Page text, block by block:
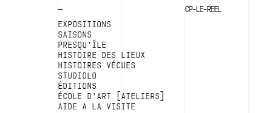
EXPOSITIONS
SAISONS
PRESQU’ÎLE
HISTOIRE DES LIEUX
HISTOIRES VÉCUES
STUDIOLO
ÉDITIONS
ÉCOLE D’ART [ATELIERS]
AIDE A LA VISITE
CP-LE-REEL